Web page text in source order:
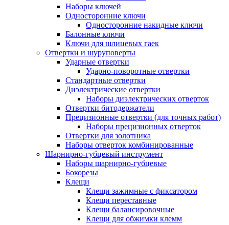
Наборы ключей
Односторонние ключи
Односторонние накидные ключи
Балонные ключи
Ключи для шлицевых гаек
Отвертки и шуруповерты
Ударные отвертки
Ударно-поворотные отвертки
Стандартные отвертки
Диэлектрические отвертки
Наборы диэлектрических отверток
Отвертки битодержатели
Прецизионные отвертки (для точных работ)
Наборы прецизионных отверток
Отвертки для золотника
Наборы отверток комбинированные
Шарнирно-губцевый инструмент
Наборы шарнирно-губцевые
Бокорезы
Клещи
Клещи зажимные с фиксатором
Клещи переставные
Клещи балансировочные
Клещи для обжимки клемм